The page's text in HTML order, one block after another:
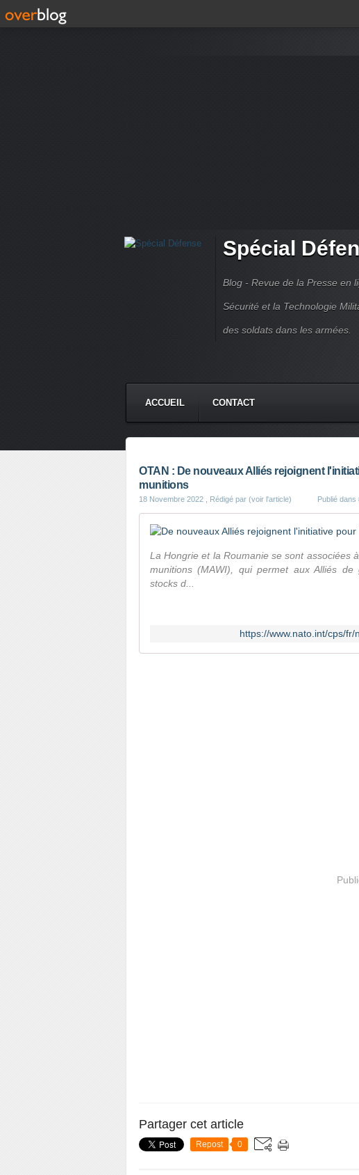
Spécial
Blog - Revue de la Presse en
Sécurité et la Technologie
des soldats dans les armées.
ACCUEIL CONTACT
OTAN : De nouveaux Alliés rejoignent
munitions
18 Novembre 2022 , Rédigé par (voir l'article) Publié dans
La Hongrie et la Roumanie se sont associées
munitions (MAWI), qui permet aux Alliés
stocks d...
https://www.nato.int/cps/
Partager cet article
Repost 0